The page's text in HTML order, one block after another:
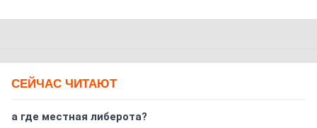
СЕЙЧАС ЧИТАЮТ
а где местная либерота?